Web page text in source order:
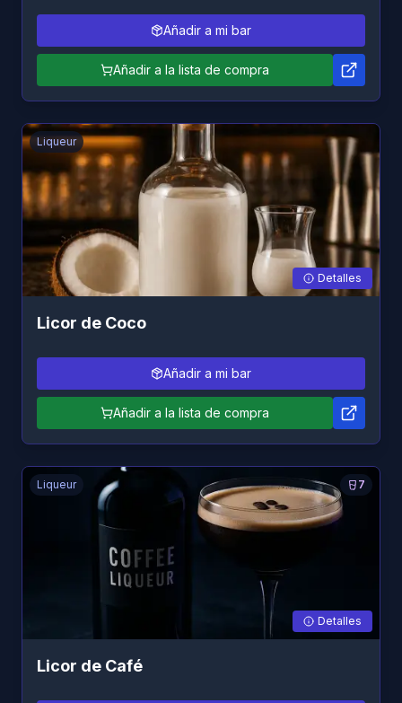
Añadir a mi bar
Añadir a la lista de compra
Liqueur
Detalles
Licor de Coco
Añadir a mi bar
Añadir a la lista de compra
7
Liqueur
Detalles
Licor de Café